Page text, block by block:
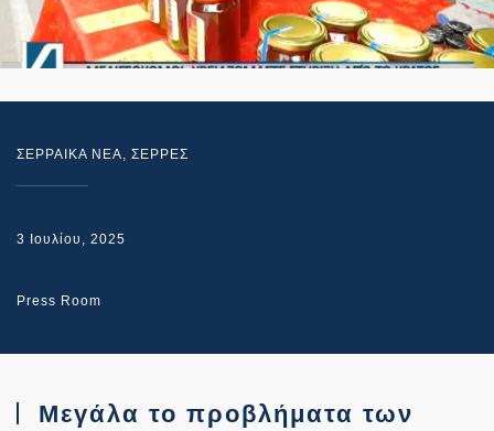
ΣΕΡΡΑΙΚΑ ΝΕΑ, ΣΕΡΡΕΣ
3 Ιουλίου, 2025
Press Room
Μεγάλα το προβλήματα των